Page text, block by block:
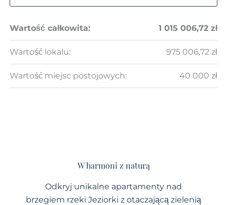
Wartość całkowita: 1 015 006,72 zł
Wartość lokalu: 975 006,72 zł
Wartość miejsc postojowych: 40 000 zł
W harmoni z naturą
Odkryj unikalne apartamenty nad
brzegiem rzeki Jeziorki z otaczającą zielenią